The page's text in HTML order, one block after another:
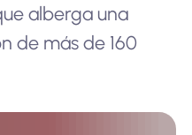
alberga una
de más de 160